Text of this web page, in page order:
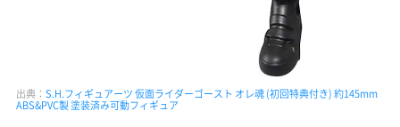
出典： S.H.フィギュアーツ 仮面ライダーゴースト オレ魂 (初回特典付き) 約145mm
ABS&PVC製 塗装済み可動フィギュア